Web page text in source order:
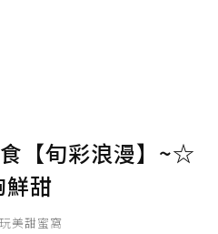
【旬彩浪漫】~☆
甜
美甜蜜窩